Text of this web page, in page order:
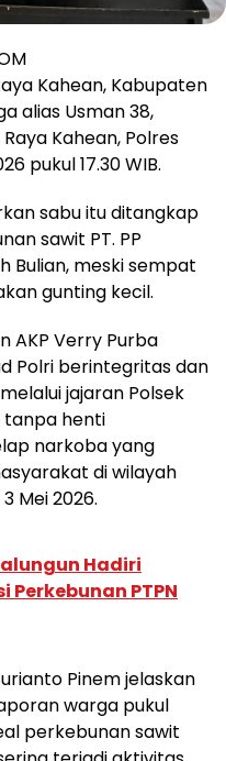
Kahean, Kabupaten
alias Usman 38,
Kahean, Polres
pukul 17.30 WIB.
sabu itu ditangkap
sawit PT. PP
Bulian, meski sempat
gunting kecil.
AKP Verry Purba
Polri berintegritas dan
jajaran Polsek
tanpa henti
narkoba yang
di wilayah
Mei 2026.
Hadiri
PTPN
Pinem jelaskan
warga pukul
perkebunan sawit